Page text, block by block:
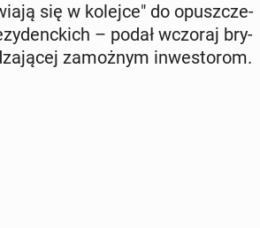
się w kolejce" do opusz­cze­
– podał wczoraj bry­
za­moż­nym in­we­sto­rom.